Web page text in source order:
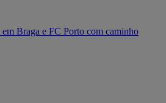
Braga e FC Porto com caminho